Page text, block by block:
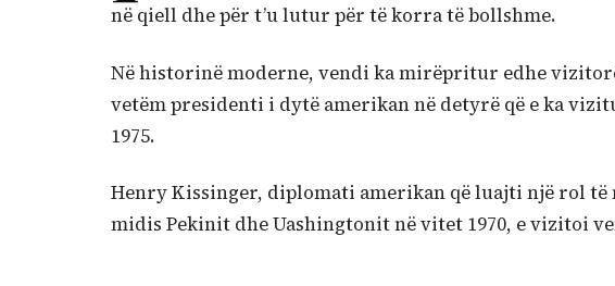
në qiell dhe për t’u lutur për të korra të bollshme.
Në historinë moderne, vendi ka mirëpritur edhe
vetëm presidenti i dytë amerikan në detyrë që e ka
1975.
Henry Kissinger, diplomati amerikan që luajti një rol
midis Pekinit dhe Uashingtonit në vitet 1970, e vizitoi